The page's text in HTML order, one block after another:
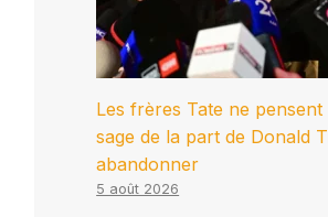
Les frères Tate ne pensent
sage de la part de Donald
abandonner
5 août 2026